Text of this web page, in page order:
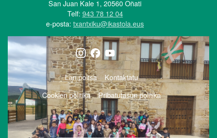
Irudia
San Juan Kale 1, 20560 Oñati
Telf: 943 78 12 04
e-posta: txantxiku@ikastola.eus
ORRI-OINA
Lan poltsa
Kontaktatu
TESTU-LEGALAK
Cookien politika Pribatutasun politika